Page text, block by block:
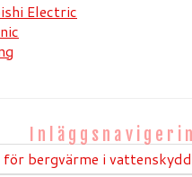
Electric
bergvärme i